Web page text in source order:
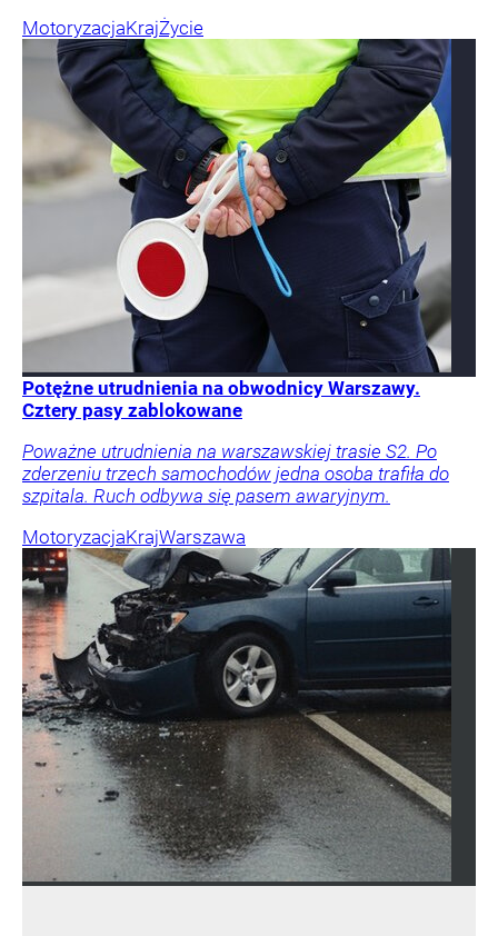
MotoryzacjaKrajŻycie
Potężne utrudnienia na obwodnicy Warszawy.
Cztery pasy zablokowane
Poważne utrudnienia na warszawskiej trasie S2. Po
zderzeniu trzech samochodów jedna osoba trafiła do
szpitala. Ruch odbywa się pasem awaryjnym.
MotoryzacjaKrajWarszawa